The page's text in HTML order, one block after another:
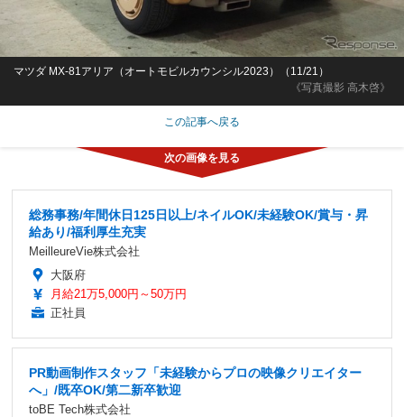
《写真撮影 高木啓》
マツダ MX-81アリア（オートモビルカウンシル2023）（11/21）
この記事へ戻る
総務事務/年間休日125日以上/ネイルOK/未経験OK/賞与・昇
給あり/福利厚生充実
MeilleureVie株式会社
大阪府
月給21万5,000円～50万円
正社員
PR動画制作スタッフ「未経験からプロの映像クリエイター
へ」/既卒OK/第二新卒歓迎
toBE Tech株式会社